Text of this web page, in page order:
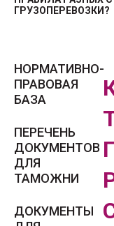
ГРУЗОПЕРЕВОЗКИ?
НОРМАТИВНО-
ПРАВОВАЯ
БАЗА
ПЕРЕЧЕНЬ
ДОКУМЕНТОВ
ДЛЯ
ТАМОЖНИ
ДОКУМЕНТЫ